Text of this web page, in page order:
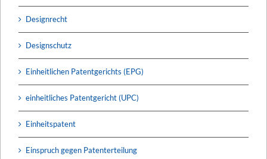
Designrecht
Designschutz
Einheitlichen Patentgerichts (EPG)
einheitliches Patentgericht (UPC)
Einheitspatent
Einspruch gegen Patenterteilung